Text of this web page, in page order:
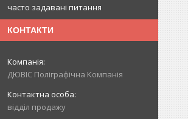
часто задавані питання
КОНТАКТИ
ДЮВІС Поліграфічна Компанія
відділ продажу